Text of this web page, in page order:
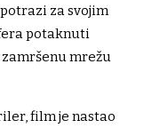
za svojim
potaknuti
mrežu
film je nastao